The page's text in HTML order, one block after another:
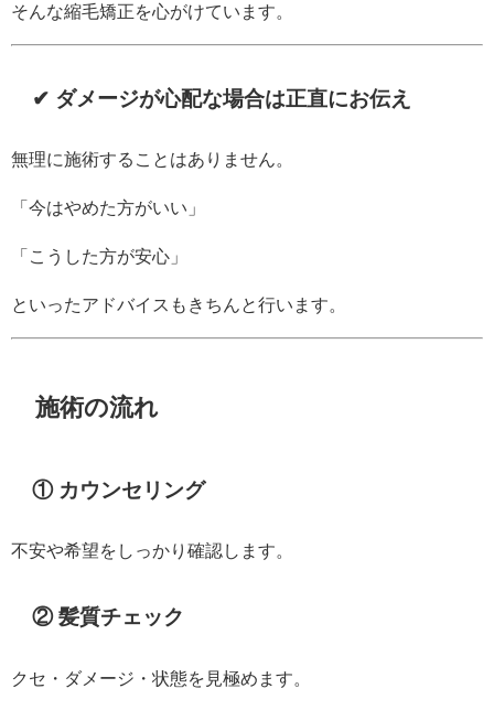
そんな縮毛矯正を心がけています。
✔ ダメージが心配な場合は正直にお伝え
無理に施術することはありません。
「今はやめた方がいい」
「こうした方が安心」
といったアドバイスもきちんと行います。
施術の流れ
① カウンセリング
不安や希望をしっかり確認します。
② 髪質チェック
クセ・ダメージ・状態を見極めます。